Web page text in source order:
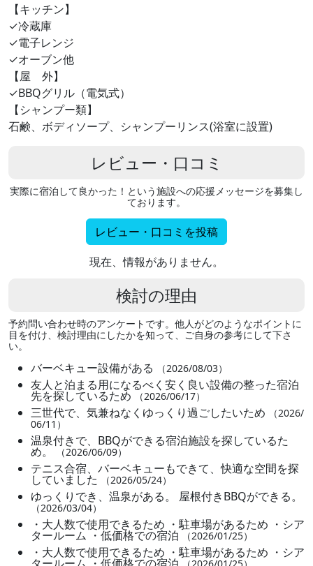
【キッチン】
✓冷蔵庫
✓電子レンジ
✓オーブン他
【屋 外】
✓BBQグリル（電気式）
【シャンプー類】
石鹸、ボディソープ、シャンプーリンス(浴室に設置)
レビュー・口コミ
実際に宿泊して良かった！という施設への応援メッセージを募集し
ております。
レビュー・口コミを投稿
現在、情報がありません。
検討の理由
予約問い合わせ時のアンケートです。他人がどのようなポイントに
目を付け、検討理由にしたかを知って、ご自身の参考にして下さ
い。
バーベキュー設備がある （2026/08/03）
友人と泊まる用になるべく安く良い設備の整った宿泊
先を探しているため （2026/06/17）
三世代で、気兼ねなくゆっくり過ごしたいため
（2026/
06/11）
温泉付きで、BBQができる宿泊施設を探しているた
め。 （2026/06/09）
テニス合宿、バーベキューもできて、快適な空間を探
していました （2026/05/24）
ゆっくりでき、温泉がある。 屋根付きBBQができる。
（2026/03/04）
・大人数で使用できるため ・駐車場があるため ・シア
タールーム ・低価格での宿泊 （2026/01/25）
・大人数で使用できるため ・駐車場があるため ・シア